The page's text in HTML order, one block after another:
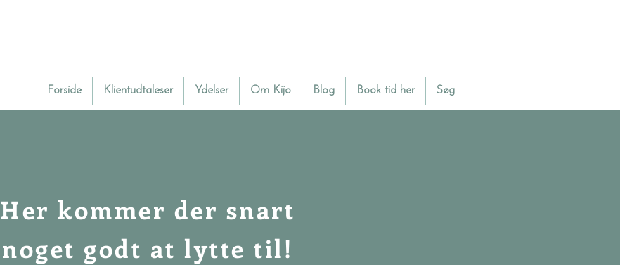
Forside Klientudtaleser Ydelser Om Kijo Blog Book tid her Søg
Her kommer der snart
noget godt at lytte til!